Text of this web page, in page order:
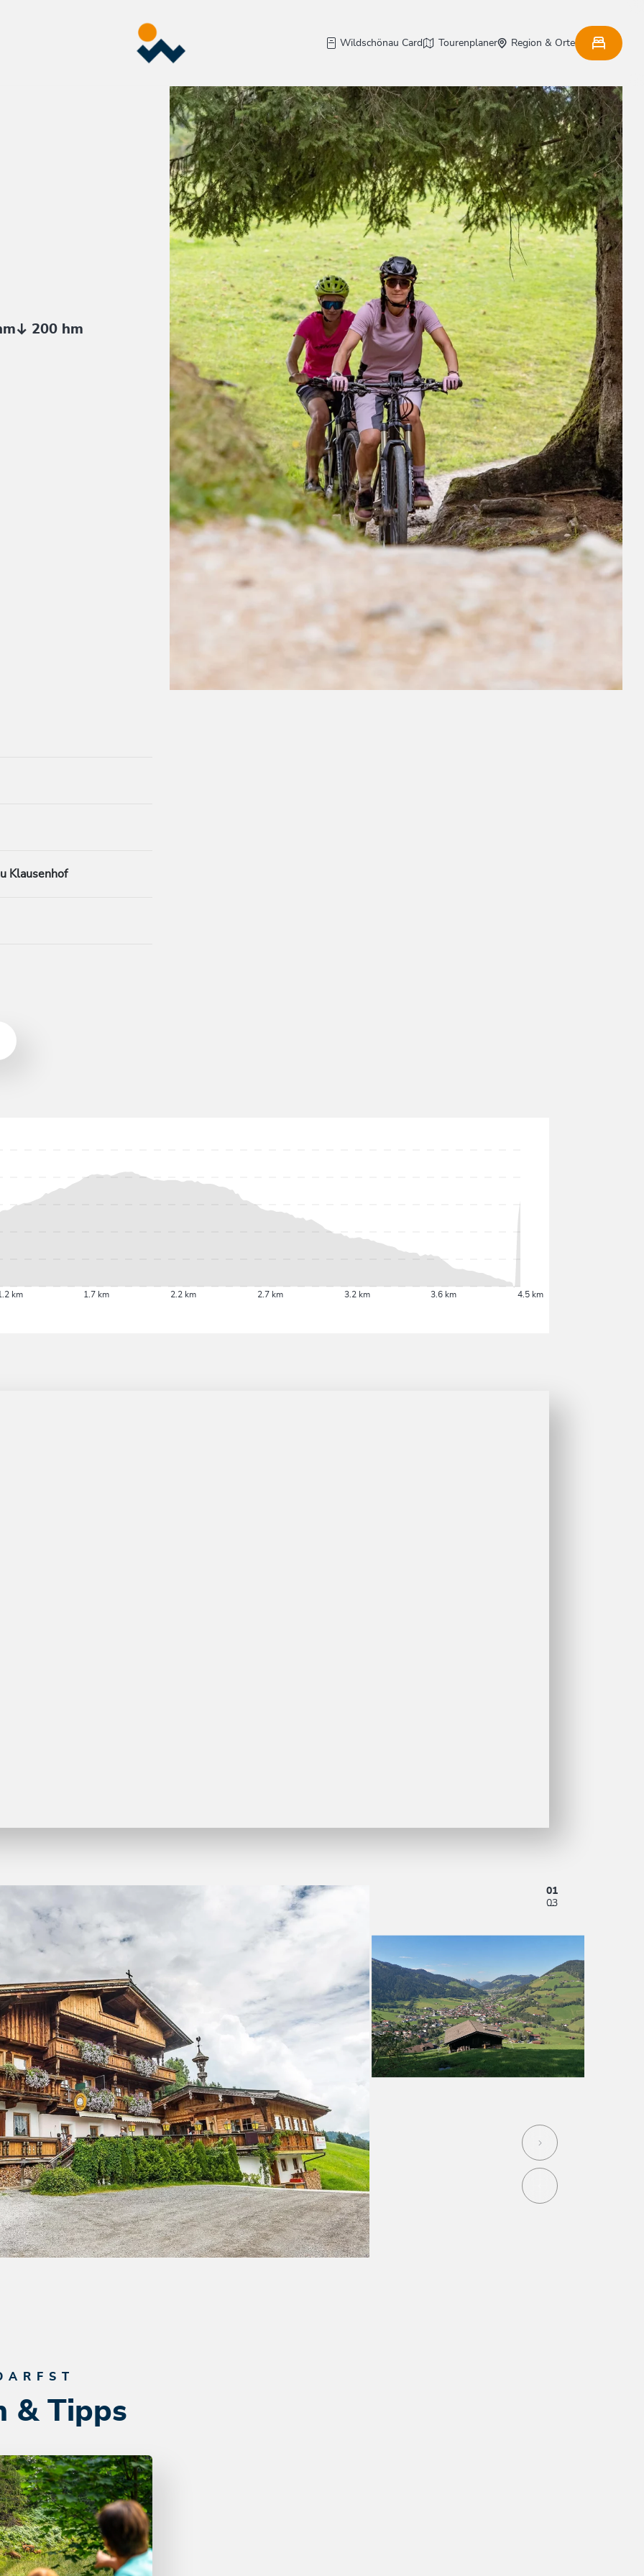
Wildschönau Card Tourenplaner Region & Orte
200 hm
Klausenhof
km 1.7 km 2.2 km 2.7 km 3.2 km 3.6 km 4.5 km
01
03
& Tipps